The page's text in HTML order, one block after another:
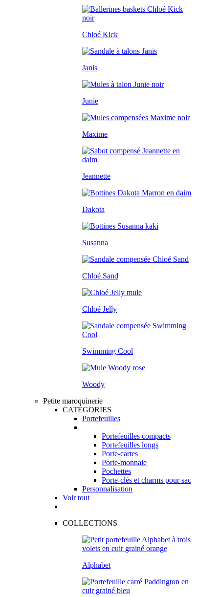
Chloé Kick
Janis
Junie
Maxime
Jeannette
Dakota
Susanna
Chloé Sand
Chloé Jelly
Swimming Cool
Woody
Petite maroquinerie
CATÉGORIES
Portefeuilles
Portefeuilles compacts
Portefeuilles longs
Porte-cartes
Porte-monnaie
Pochettes
Porte-clés et charms pour sac
Personnalisation
Voir tout
COLLECTIONS
Alphabet